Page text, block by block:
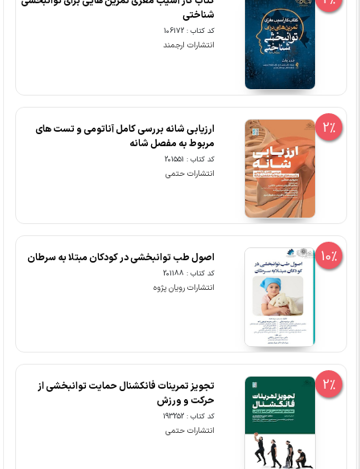
شناختی
کد کتاب : 106172
انتشارات ارجمند
2%
ارزیابی شانه بررسی کامل آناتومی و تست های
مربوط به مفصل شانه
کد کتاب : 201551
انتشارات حتمی
10% اصول طب توانبخشی در کودکان مبتلا به سرطان
کد کتاب : 201188
انتشارات رویان پژوه
2%
تجویز تمرینات فانکشنال حمایت توانبخشی از
حرکت و ورزش
کد کتاب : 193252
انتشارات حتمی